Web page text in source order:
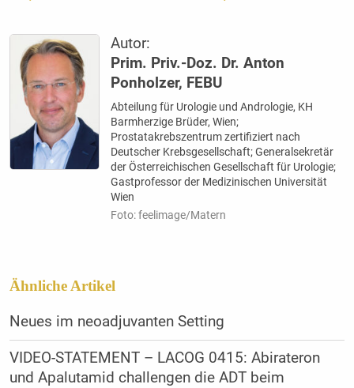
Autor:
Prim. Priv.-Doz. Dr. Anton
Ponholzer, FEBU
Abteilung für Urologie und Andrologie, KH
Barmherzige Brüder, Wien;
Prostatakrebszentrum zertifiziert nach
Deutscher Krebsgesellschaft; Generalsekretär
der Österreichischen Gesellschaft für Urologie;
Gastprofessor der Medizinischen Universität
Wien
Foto: feelimage/Matern
Ähnliche Artikel
Neues im neo­adju­vanten Setting
VIDEO-STATEMENT – LACOG 0415: Abirateron
und Apalutamid challengen die ADT beim